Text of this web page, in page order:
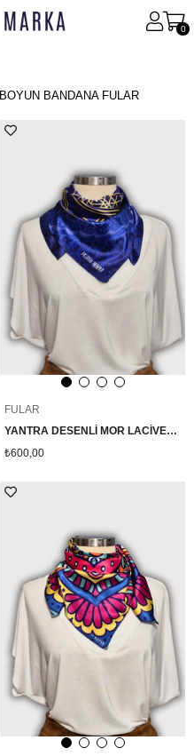
0
BOYUN BANDANA FULAR
FULAR
YANTRA DESENLİ MOR LACİVERT SATEN FULAR
₺600,00